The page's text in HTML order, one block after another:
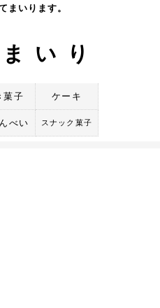
まいります。
まいり
菓子 ケーキ
べい スナック菓子